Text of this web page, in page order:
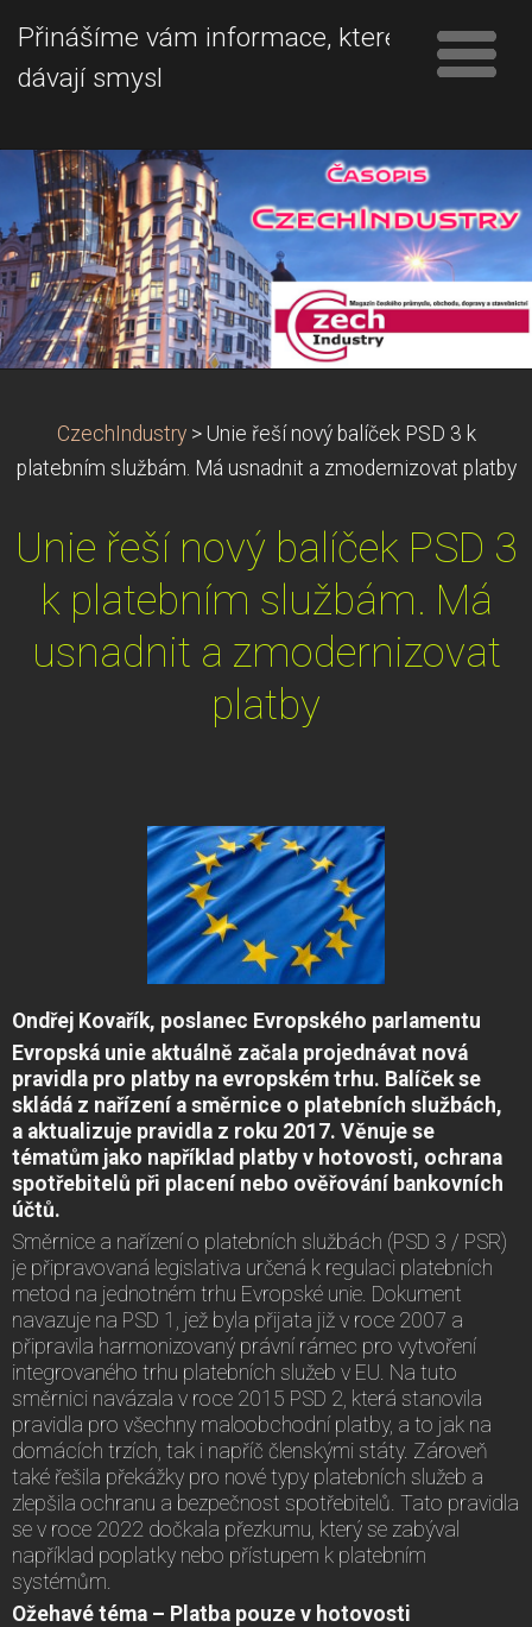
Přinášíme vám informace, které
dávají smysl
CzechIndustry > Unie řeší nový balíček PSD 3 k
platebním službám. Má usnadnit a zmodernizovat platby
Unie řeší nový balíček PSD 3
k platebním službám. Má
usnadnit a zmodernizovat
platby
Ondřej Kovařík, poslanec Evropského parlamentu
Evropská unie aktuálně začala projednávat nová
pravidla pro platby na evropském trhu. Balíček se
skládá z nařízení a směrnice o platebních službách,
a aktualizuje pravidla z roku 2017. Věnuje se
tématům jako například platby v hotovosti, ochrana
spotřebitelů při placení nebo ověřování bankovních
účtů.
Směrnice a nařízení o platebních službách (PSD 3 / PSR)
je připravovaná legislativa určená k regulaci platebních
metod na jednotném trhu Evropské unie. Dokument
navazuje na PSD 1, jež byla přijata již v roce 2007 a
připravila harmonizovaný právní rámec pro vytvoření
integrovaného trhu platebních služeb v EU. Na tuto
směrnici navázala v roce 2015 PSD 2, která stanovila
pravidla pro všechny maloobchodní platby, a to jak na
domácích trzích, tak i napříč členskými státy. Zároveň
také řešila překážky pro nové typy platebních služeb a
zlepšila ochranu a bezpečnost spotřebitelů. Tato pravidla
se v roce 2022 dočkala přezkumu, který se zabýval
například poplatky nebo přístupem k platebním
systémům.
Ožehavé téma – Platba pouze v hotovosti